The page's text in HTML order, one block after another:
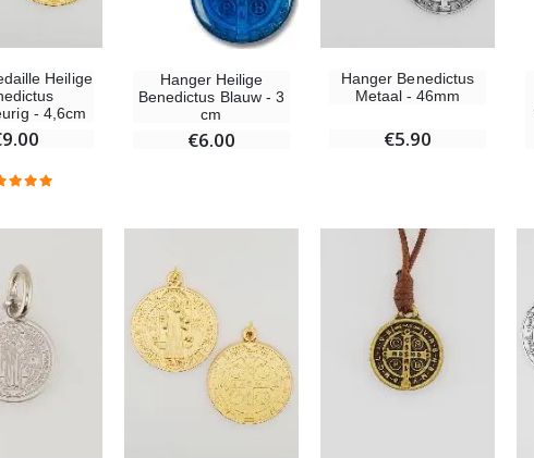
Heilige
- 4,6cm
Hanger Heilige
Benedictus Blauw - 3
cm
€6.00
Hanger Benedictus
Metaal - 46mm
€5.90